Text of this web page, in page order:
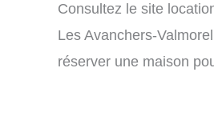
Consultez le site
Les Avanchers-
réserver une maison